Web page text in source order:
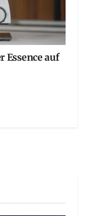
Essence auf